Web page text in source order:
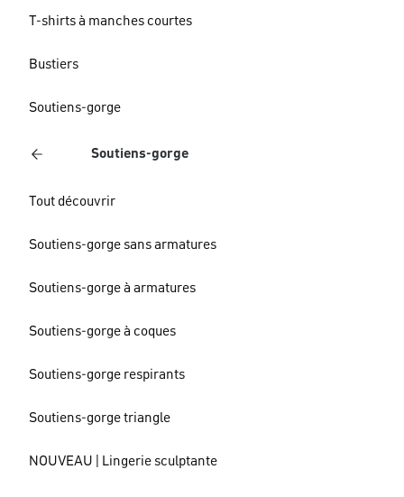
T-shirts à manches courtes
Bustiers
Soutiens-gorge
Soutiens-gorge
Tout découvrir
Soutiens-gorge sans armatures
Soutiens-gorge à armatures
Soutiens-gorge à coques
Soutiens-gorge respirants
Soutiens-gorge triangle
NOUVEAU | Lingerie sculptante